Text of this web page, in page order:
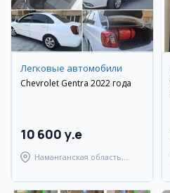
Легковые автомобили
Chevrolet Gentra 2022 года
10 600 y.e
Наманганская область,